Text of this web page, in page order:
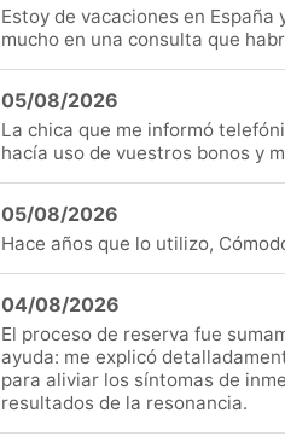
Estoy de vacaciones en
mucho en una consulta que
05/08/2026
La chica que me informó
hacía uso de vuestros bonos y
05/08/2026
Hace años que lo utilizo,
04/08/2026
El proceso de reserva fue
ayuda: me explicó
para aliviar los síntomas de
resultados de la resonancia.